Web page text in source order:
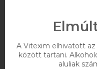
A Vitexim elhivatott
között tartani.
aluliak